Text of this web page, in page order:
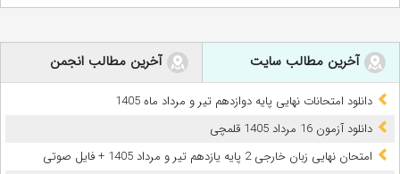
آخرین مطالب سایت آخرین مطالب انجمن
دانلود امتحانات نهایی پایه دوازدهم تیر و مرداد ماه 1405
دانلود آزمون 16 مرداد 1405 قلمچی
امتحان نهایی زبان خارجی 2 پایه یازدهم تیر و مرداد 1405 + فایل صوتی